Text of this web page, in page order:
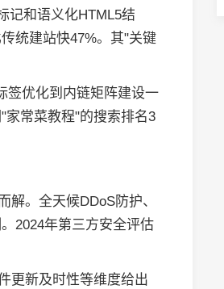
记和语义化HTML5结
统建站快47%。其"关键
签优化到内链矩阵建设一
家常菜教程"的搜索排名3
。全天候DDoS防护、
2024年第三方安全评估
更新及时性等维度给出